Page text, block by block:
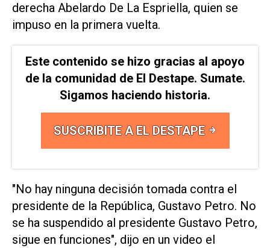
derecha Abelardo De La Espriella, quien se
impuso en la primera vuelta.
Este contenido se hizo gracias al apoyo
de la comunidad de El Destape. Sumate.
Sigamos haciendo historia.
SUSCRIBITE A EL DESTAPE
"No hay ninguna decisión ⁠tomada contra el
presidente de la República, Gustavo Petro. No
se ha suspendido al presidente Gustavo Petro,
sigue en funciones", dijo en un video el